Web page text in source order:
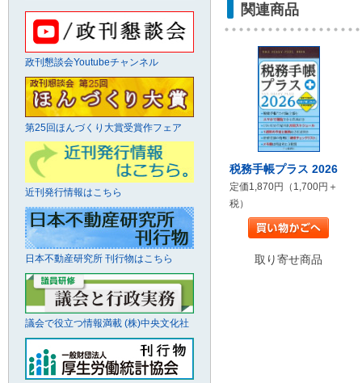
関連商品
税務手帳プラス 2026
定価1,870円（1,700円＋
税）
取り寄せ商品
政刊懇談会Youtubeチャンネル
第25回ほんづくり大賞受賞作フェア
近刊発行情報はこちら
日本不動産研究所 刊行物はこちら
議会で役立つ情報満載 (株)中央文化社